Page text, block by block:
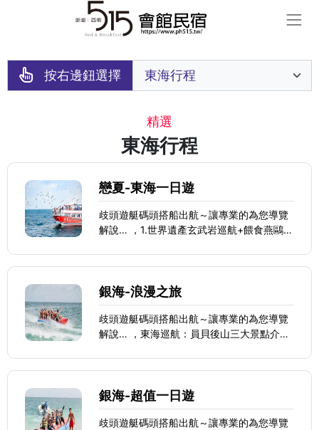
按右邊鈕選擇
精選
東海行程
戀夏-東海一日遊
歧頭遊艇碼頭搭船出航～讓專業的為您導覽
解說… ，1.世界遺產玄武岩巡航+餵食燕鷗
銀海-浪漫之旅
歧頭遊艇碼頭搭船出航～讓專業的為您導覽
解說… ，東海巡航：員貝後山三大景點介
銀海-超值一日遊
歧頭遊艇碼頭搭船出航～讓專業的為您導覽